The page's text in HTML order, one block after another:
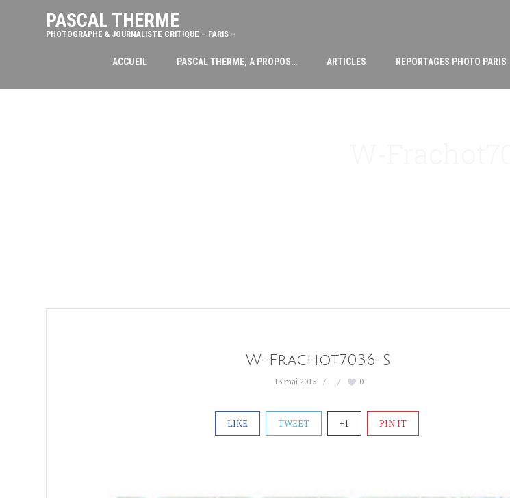
PASCAL THERME
PHOTOGRAPHE & JOURNALISTE CRITIQUE – PARIS –
ACCUEIL PASCAL THERME, A PROPOS… ARTICLES REPORTAGES PHOTO PARIS
W-Frachot7036-S
13 mai 2015 0
LIKE TWEET +1 PIN IT